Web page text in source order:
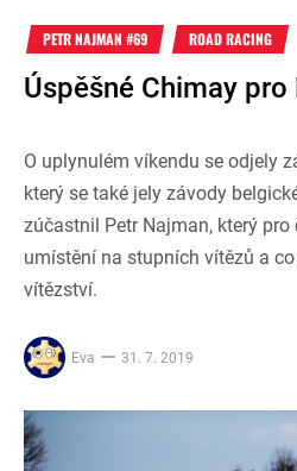
PETR NAJMAN #69 ROAD RACING
Úspěšné Chimay
O uplynulém víkendu se odjely
který se také jely závody
zúčastnil Petr Najman, který pro
umístění na stupních vítězů a
vítězství.
Eva 31. 7. 2019